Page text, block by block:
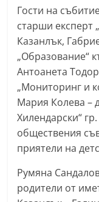
а
З
а
г
о
р
а
–
k
z
a
Гости на
старши
Казанлък,
„Образование“
Антоанета
„Мониторинг и
Мария Колева –
Хилендарски“
обществения
приятели на
Румяна
родители от